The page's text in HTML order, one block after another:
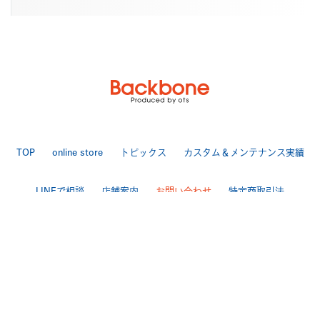
TOP online store トピックス カスタム＆メンテナンス実績
LINEで相談 店舗案内 お問い合わせ 特定商取引法